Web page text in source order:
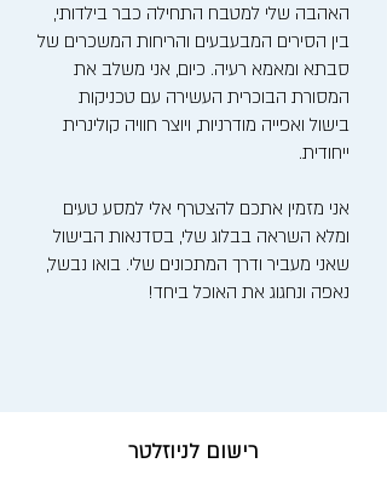
האהבה שלי למטבח התחילה כבר בילדותי,
בין הסירים המבעבעים והריחות המשכרים של
סבתא ומאמא רעיה. כיום, אני משלב את
המסורת הבוכרית העשירה עם טכניקות
בישול ואפייה מודרניות, ויוצר חוויה קולינרית
ייחודית.
אני מזמין אתכם להצטרף אלי למסע טעים
ומלא השראה בבלוג שלי, בסדנאות הבישול
שאני מעביר ודרך המתכונים שלי. בואו נבשל,
נאפה ונחגוג את האוכל ביחד!
רישום לניוזלטר